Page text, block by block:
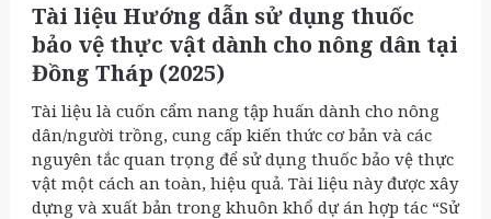
Tài liệu Hướng dẫn sử dụng thuốc
bảo vệ thực vật dành cho nông dân tại
Đồng Tháp (2025)
Tài liệu là cuốn cẩm nang tập huấn dành cho nông
dân/người trồng, cung cấp kiến thức cơ bản và các
nguyên tắc quan trọng để sử dụng thuốc bảo vệ thực
vật một cách an toàn, hiệu quả. Tài liệu này được xây
dựng và xuất bản trong khuôn khổ dự án hợp tác “Sử